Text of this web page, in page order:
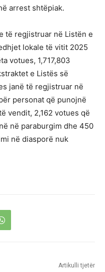
arrest shtëpiak.
të regjistruar në Listën e
lokale të vitit 2025
votues, 1,717,803
e Listës së
janë të regjistruar në
personat që punojnë
vendit, 2,162 votues që
në paraburgim dhe 450
në diasporë nuk
Artikulli tjetër